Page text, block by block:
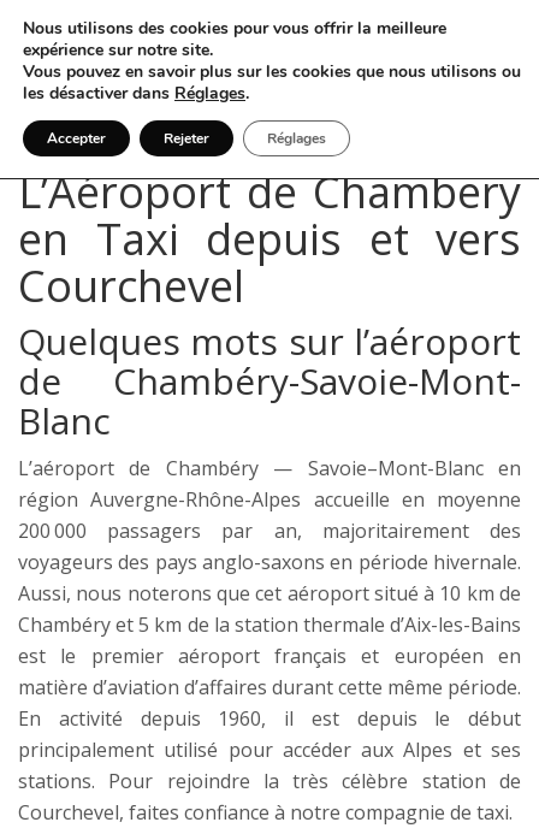
L’Aéroport de Chambery
en Taxi depuis et vers
Courchevel
Quelques mots sur l’aéroport
de Chambéry-Savoie-Mont-
Blanc
L’aéroport de Chambéry — Savoie–Mont-Blanc en
région Auvergne-Rhône-Alpes accueille en moyenne
200 000 passagers par an, majoritairement des
voyageurs des pays anglo-saxons en période hivernale.
Aussi, nous noterons que cet aéroport situé à 10 km de
Chambéry et 5 km de la station thermale d’Aix-les-Bains
est le premier aéroport français et européen en
matière d’aviation d’affaires durant cette même période.
En activité depuis 1960, il est depuis le début
principalement utilisé pour accéder aux Alpes et ses
stations. Pour rejoindre la très célèbre station de
Courchevel, faites confiance à notre compagnie de taxi.
Nous utilisons des cookies pour vous offrir la meilleure
expérience sur notre site.
Vous pouvez en savoir plus sur les cookies que nous utilisons ou
les désactiver dans Réglages.
Accepter Rejeter Réglages